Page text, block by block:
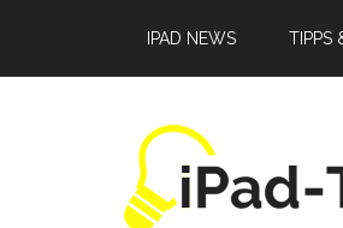
springen
springen
springen
IPAD NEWS TIPPS